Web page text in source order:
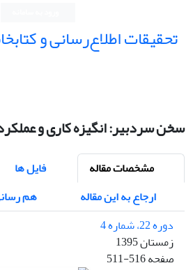
تحقیقات اطلاع‌رسانی و
سخن سردبیر: انگیزه کاری و
مشخصات مقاله
فایل ها
ارجاع به این مقاله
هم
دوره 22، شماره 4
زمستان 1395
صفحه511-516